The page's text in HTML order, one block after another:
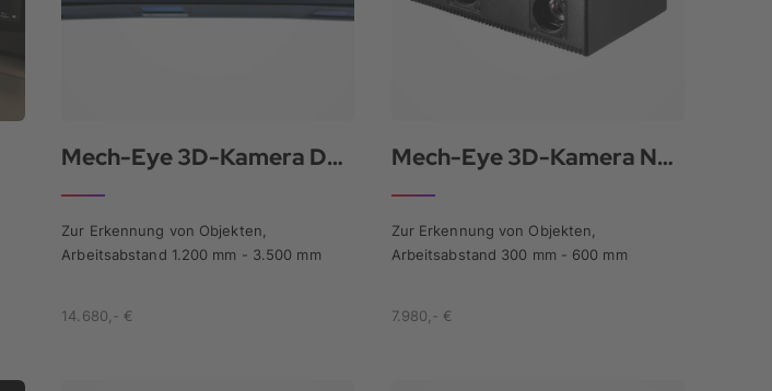
Mech-Eye 3D-Kamera DEEP
Zur Erkennung von Objekten,
Arbeitsabstand 1.200 mm - 3.500 mm
14.680,- €
Mech-Eye 3D-Kamera NANO
Zur Erkennung von Objekten,
Arbeitsabstand 300 mm - 600 mm
7.980,- €